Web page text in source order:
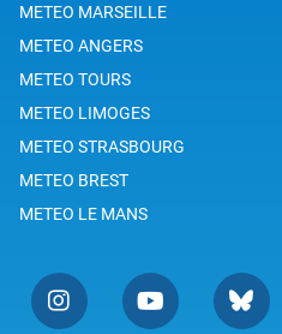
METEO MARSEILLE
METEO ANGERS
METEO TOURS
METEO LIMOGES
METEO STRASBOURG
METEO BREST
METEO LE MANS